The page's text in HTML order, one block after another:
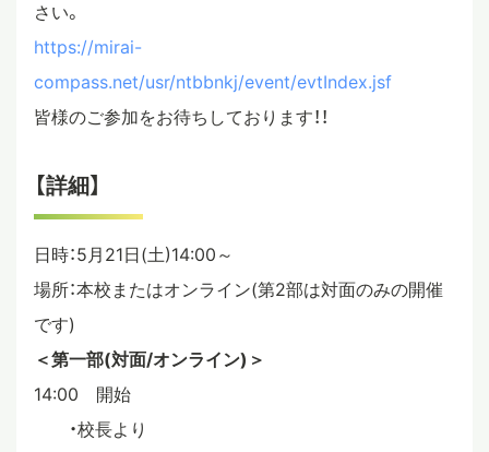
さい。
https://mirai-
compass.net/usr/ntbbnkj/event/evtIndex.jsf
皆様のご参加をお待ちしております！！
【詳細】
日時：5月21日(土)14:00～
場所：本校またはオンライン(第2部は対面のみの開催
です)
＜第一部(対面/オンライン)＞
14:00 開始
・校長より